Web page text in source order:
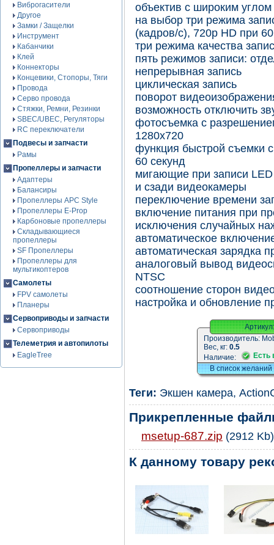
Виброгасители
Другое
Замки / Защелки
Инструмент
Кабанчики
Клей
Коннекторы
Концевики, Стопоры, Тяги
Провода
Серво провода
Стяжки, Ремни, Резинки
SBEC/UBEC, Регуляторы
RC переключатели
Подвесы и запчасти
Рамы
Пропеллеры и запчасти
Адаптеры
Балансиры
Пропеллеры APC Style
Пропеллеры E-Prop
Карбоновые пропеллеры
Складывающиеся
пропеллеры
SF Пропеллеры
Пропеллеры для
мультикоптеров
Самолеты
FPV самолеты
Планеры
Сервоприводы и запчасти
Сервоприводы
Телеметрия и автопилоты
EagleTree
объектив с широким
на выбор три режима
(кадров/с), 720p HD при
три режима качества
пять режимов записи:
непрерывная запись
циклическая запись
поворот
возможность отключить
фотосъемка с
1280x720
функция быстрой съемки
60 секунд
мигающие при записи
и сзади видеокамеры
переключение времени
включение питания при
исключения случайных
автоматическое
автоматическая зарядка
аналоговый вывод
NTSC
соотношение сторон
настройка и обновление
Производитель:
Вес, кг: 0.5
Наличие:
Есть
В список желаний
Теги: Экшен камера,
Прикрепленные
msetup-687.zip (2912 Kb)
К данному товару